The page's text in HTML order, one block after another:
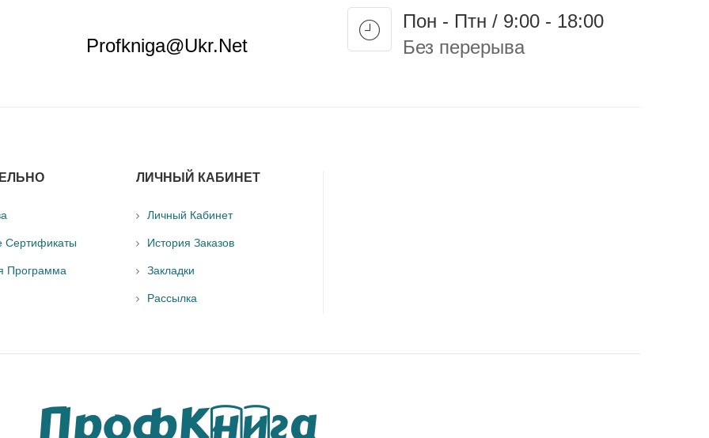
Profkniga@ukr.net
Пон - Птн / 9:00 - 18:00
Без перерыва
Сертификаты
Программа
ЛИЧНЫЙ КАБИНЕТ
Личный Кабинет
История Заказов
Закладки
Рассылка